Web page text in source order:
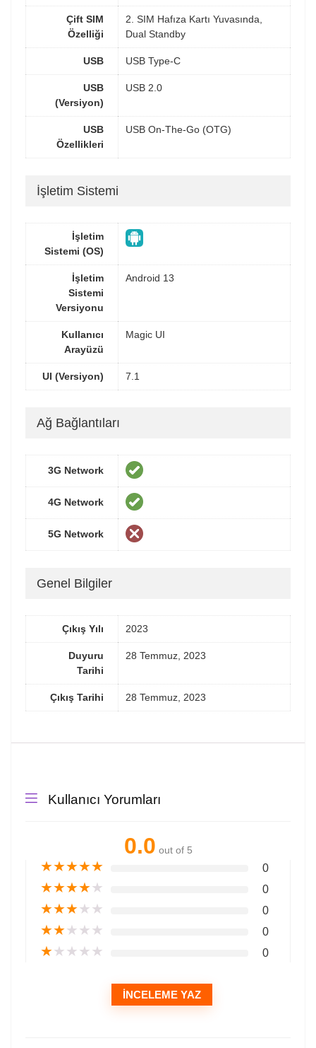
Çift SIM
Özelliği
2. SIM Hafıza Kartı Yuvasında,
Dual Standby
USB USB Type-C
USB
(Versiyon)
USB 2.0
USB
Özellikleri
USB On-The-Go (OTG)
İşletim Sistemi
İşletim
Sistemi (OS)
İşletim
Sistemi
Versiyonu
Android 13
Kullanıcı
Arayüzü
Magic UI
UI (Versiyon) 7.1
Ağ Bağlantıları
3G Network
4G Network
5G Network
Genel Bilgiler
Çıkış Yılı 2023
Duyuru
Tarihi
28 Temmuz, 2023
Çıkış Tarihi 28 Temmuz, 2023
Kullanıcı Yorumları
0.0 out of 5
★★★★★ 0
★★★★★ 0
★★★★★ 0
★★★★★ 0
★★★★★ 0
İNCELEME YAZ